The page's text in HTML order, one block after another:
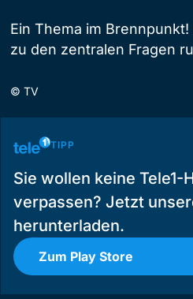
Ein Thema im
zu den zentralen Fragen
© TV
TIPP
Sie wollen keine Tele1-
verpassen? Jetzt
herunterladen.
Zum Play Store